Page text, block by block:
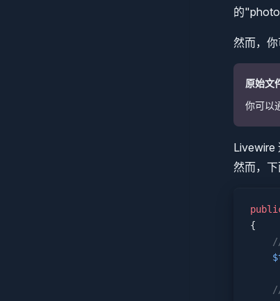
的
然而，
原始文
你可以
Livewire
然而，下
{